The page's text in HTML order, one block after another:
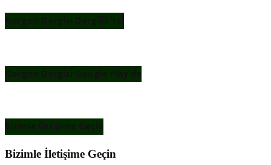
Gorgon Dergisi Dergilik’te!
Gorgon Dergisi Google Play’de
Bizimle İletişime Geçin
Bizimle İletişime Geçin